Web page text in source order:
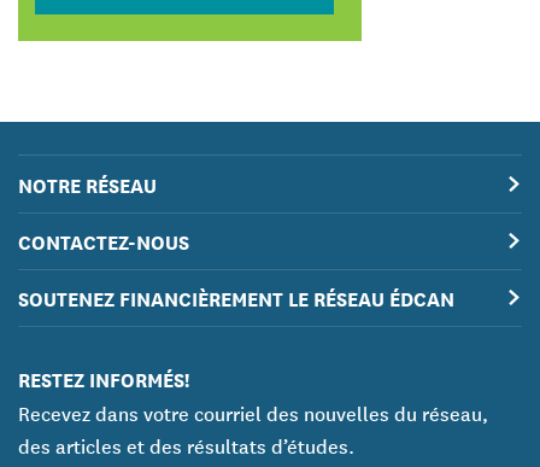
NOTRE RÉSEAU
CONTACTEZ-NOUS
SOUTENEZ FINANCIÈREMENT LE RÉSEAU ÉDCAN
RESTEZ INFORMÉS!
Recevez dans votre courriel des nouvelles du réseau,
des articles et des résultats d’études.